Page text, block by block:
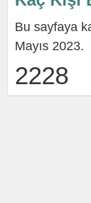
Bu sayfaya
Mayıs 2023.
2228